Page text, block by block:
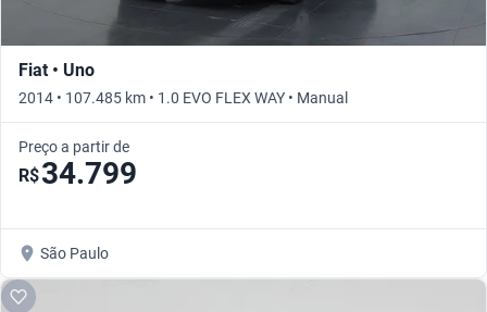
Fiat • Uno
2014 • 107.485 km • 1.0 EVO FLEX WAY • Manual
Preço a partir de
R$34.799
São Paulo